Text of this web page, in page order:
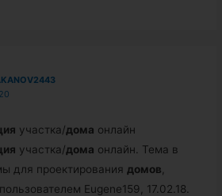
участка/дома онлайн
участка/дома онлайн. Тема в
для проектирования домов
Eugene159, 17.02.18.